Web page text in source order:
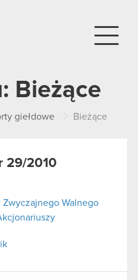
Bieżące
giełdowe Bieżące
29/2010
Zwyczajnego Walnego